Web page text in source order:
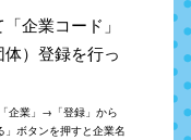
企業コード」
体）登録を行っ
企業」→「登録」から
」ボタンを押すと企業名